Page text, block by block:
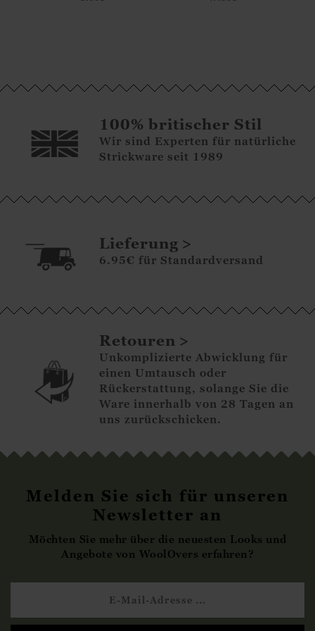
100% britischer Stil
Wir sind Experten für natürliche
Strickware seit 1989
Lieferung
6.95€ für Standardversand
Retouren
Unkomplizierte Abwicklung für
einen Umtausch oder
Rückerstattung, solange Sie die
Ware innerhalb von 28 Tagen an
uns zurückschicken.
Melden Sie sich für unseren
Newsletter an
Möchten Sie mehr über die neuesten Looks und
Angebote von WoolOvers erfahren?